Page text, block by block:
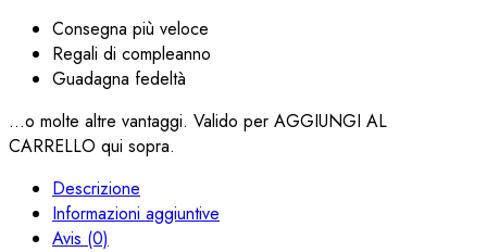
Consegna più veloce
Regali di compleanno
Guadagna fedeltà
...o molte altre vantaggi. Valido per AGGIUNGI AL
CARRELLO qui sopra.
Descrizione
Informazioni aggiuntive
Avis (0)